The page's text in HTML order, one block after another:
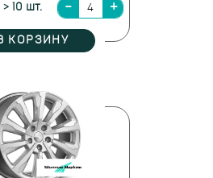
10 шт.
КОРЗИНУ